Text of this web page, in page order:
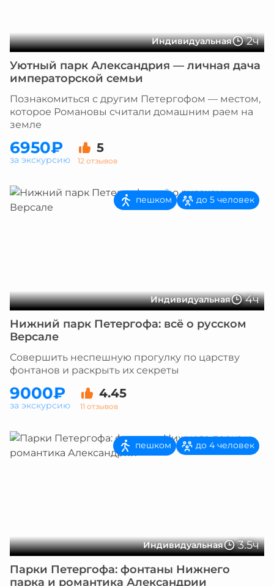
Индивидуальная 2ч
Уютный парк Александрия — личная дача
императорской семьи
Познакомиться с другим Петергофом — местом,
которое Романовы считали домашним раем на
земле
6950₽ 5
12 отзывов
за экскурсию
Индивидуальная 4ч
пешком до 5 человек
Нижний парк Петергофа: всё о русском
Версале
Совершить неспешную прогулку по царству
фонтанов и раскрыть их секреты
9000₽ 4.45
11 отзывов
за экскурсию
Индивидуальная 3.5ч
пешком до 4 человек
Парки Петергофа: фонтаны Нижнего
парка и романтика Александрии